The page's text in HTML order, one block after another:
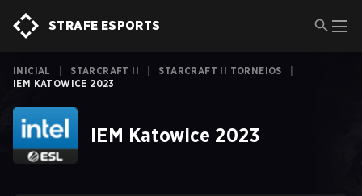
STRAFE ESPORTS
INICIAL STARCRAFT II STARCRAFT II TORNEIOS
IEM KATOWICE 2023
IEM Katowice 2023